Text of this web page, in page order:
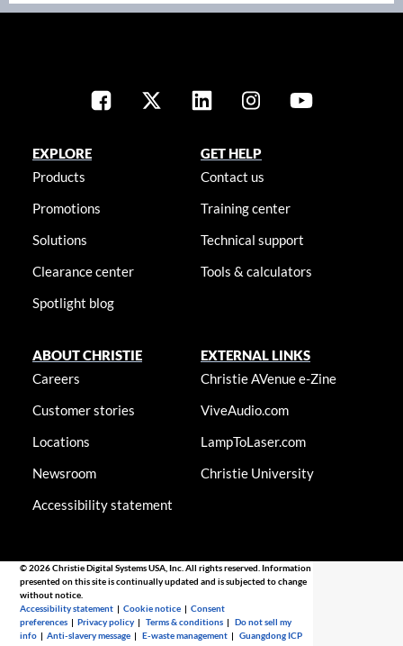
EXPLORE
Products
Promotions
Solutions
Clearance center
Spotlight blog
GET HELP
Contact us
Training center
Technical support
Tools & calculators
ABOUT CHRISTIE
Careers
Customer stories
Locations
Newsroom
Accessibility statement
EXTERNAL LINKS
Christie AVenue e-Zine
ViveAudio.com
LampToLaser.com
Christie University
© 2026 Christie Digital Systems USA, Inc. All rights reserved. Information
presented on this site is continually updated and is subjected to change
without notice.
Accessibility statement |Cookie notice |Consent
preferences |Privacy policy |Terms & conditions |Do not sell my
info |Anti-slavery message |E-waste management |Guangdong ICP